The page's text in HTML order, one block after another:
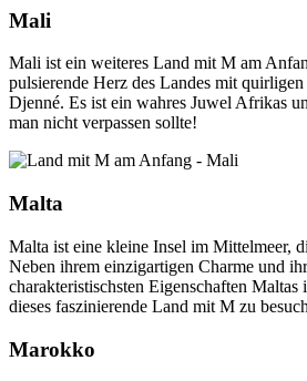
Mali
Mali ist ein weiteres Land mit M am
pulsierende Herz des Landes mit
Djenné. Es ist ein wahres Juwel Afrikas
man nicht verpassen sollte!
Malta
Malta ist eine kleine Insel im Mittelmeer,
Neben ihrem einzigartigen Charme und
charakteristischsten Eigenschaften
dieses faszinierende Land mit M zu
Marokko